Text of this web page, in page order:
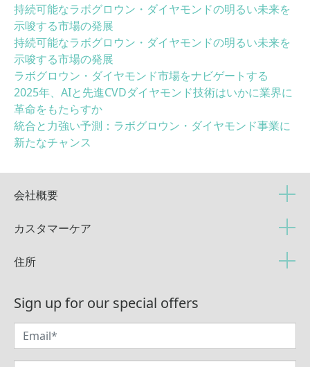
持続可能なラボグロウン・ダイヤモンドの明るい未来を
示唆する市場の発展
持続可能なラボグロウン・ダイヤモンドの明るい未来を
示唆する市場の発展
ラボグロウン・ダイヤモンド市場をナビゲートする
2025年、AIと先進CVDダイヤモンド技術はいかに業界に
革命をもたらすか
統合と力強い予測：ラボグロウン・ダイヤモンド事業に
新たなチャンス
会社概要
カスタマーケア
住所
Sign up for our special offers